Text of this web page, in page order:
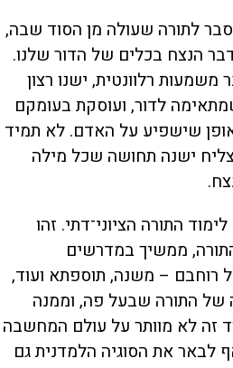
לתורה שעולה מן הסוד שבה,
הנצח בכלים של הדור שלנו.
רלוונטית, ישנו רצון
לדור, ועוסקת בעומקם
שישפיע על האדם. לא תמיד
ישנה תחושה שכל מילה
התורה הציוני־דתי. זהו
ממשיך במדרשים
רוחבם – משנה, תוספתא ועוד,
של התורה שבעל פה, וממנה
זה לא מוותר על עולם המחשבה
לבאר את הסוגיה הלמדנית גם